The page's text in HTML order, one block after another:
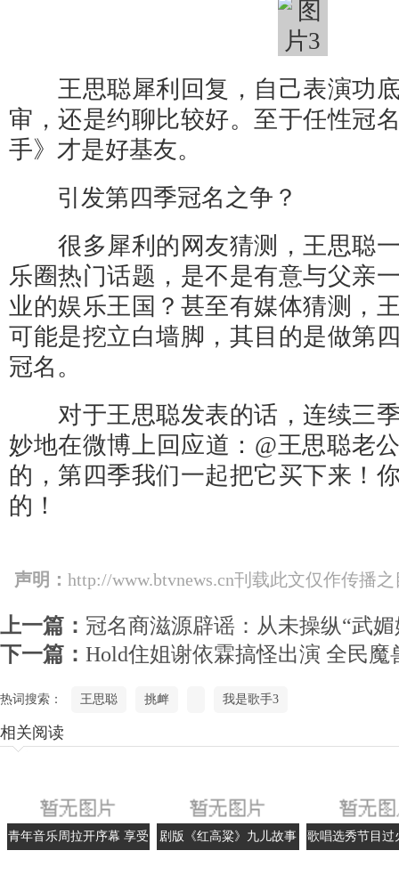
王思聪犀利回复，自己表演功底
审，还是约聊比较好。至于任性冠
手》才是好基友。
引发第四季冠名之争？
很多犀利的网友猜测，王思聪一
乐圈热门话题，是不是有意与父亲
业的娱乐王国？甚至有媒体猜测，
可能是挖立白墙脚，其目的是做第
冠名。
对于王思聪发表的话，连续三季
妙地在微博上回应道：@王思聪老
的，第四季我们一起把它买下来！
的！
声明：http://www.btvnews.cn刊载此文仅作传播
上一篇： 冠名商滋源辟谣：从未操纵“武
下一篇： Hold住姐谢依霖搞怪出演 全民魔
热词搜索： 王思聪 挑衅 我是歌手3
相关阅读
青年音乐周拉开序幕 享受
剧版《红高粱》九儿故事
歌唱选秀节目过